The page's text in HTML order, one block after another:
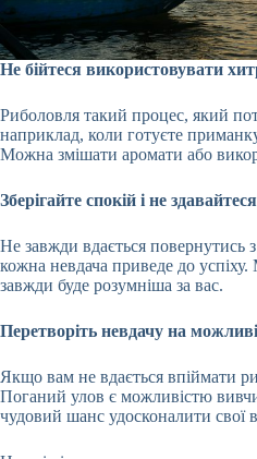
Не бійтеся використовувати
Риболовля такий процес, який
наприклад, коли готуєте
Можна змішати аромати або
Зберігайте спокій і не здавайтеся
Не завжди вдається повернутись
кожна невдача приведе до
завжди буде розумніша за вас.
Перетворіть невдачу на
Якщо вам не вдається впіймати
Поганий улов є можливістю
чудовий шанс удосконалити свої